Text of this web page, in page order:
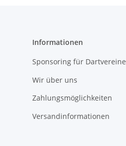
Informationen
Sponsoring für Dartvereine
Wir über uns
Zahlungsmöglichkeiten
Versandinformationen